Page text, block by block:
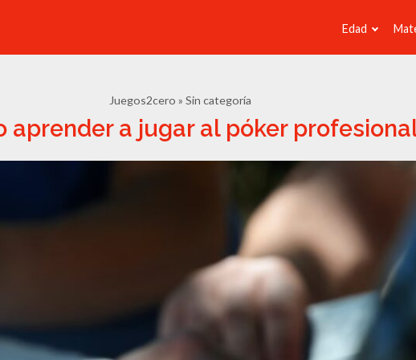
Edad
Juegos2cero Sin categoría
aprender a jugar al póker